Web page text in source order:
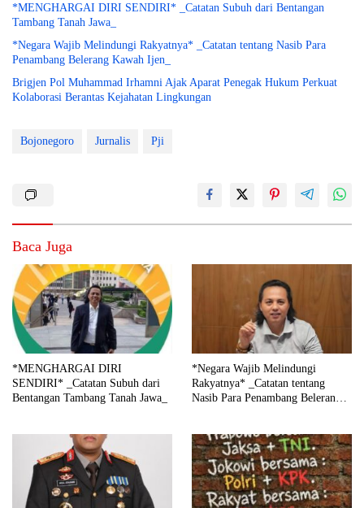
*MENGHARGAI DIRI SENDIRI* _Catatan Subuh dari Bentangan
Tambang Tanah Jawa_
*Negara Wajib Melindungi Rakyatnya* _Catatan tentang Nasib Para
Penambang Belerang Kawah Ijen_
Brigjen Pol Muhammad Irhamni Ajak Aparat Penegak Hukum Perkuat
Kolaborasi Berantas Kejahatan Lingkungan
Bojonegoro Jurnalis Pji
Baca Juga
*MENGHARGAI DIRI
SENDIRI* _Catatan Subuh dari
Bentangan Tambang Tanah Jawa_
*Negara Wajib Melindungi
Rakyatnya* _Catatan tentang
Nasib Para Penambang Belerang